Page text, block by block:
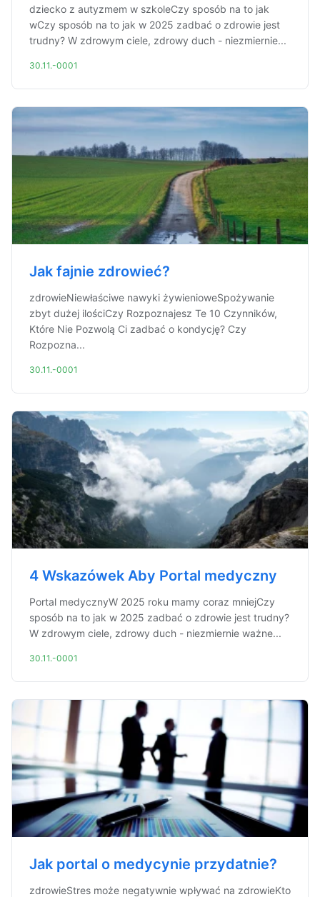
dziecko z autyzmem w szkoleCzy sposób na to jak
wCzy sposób na to jak w 2025 zadbać o zdrowie jest
trudny? W zdrowym ciele, zdrowy duch - niezmiernie...
30.11.-0001
Jak fajnie zdrowieć?
zdrowieNiewłaściwe nawyki żywienioweSpożywanie
zbyt dużej ilościCzy Rozpoznajesz Te 10 Czynników,
Które Nie Pozwolą Ci zadbać o kondycję? Czy
Rozpozna...
30.11.-0001
4 Wskazówek Aby Portal medyczny
Portal medycznyW 2025 roku mamy coraz mniejCzy
sposób na to jak w 2025 zadbać o zdrowie jest trudny?
W zdrowym ciele, zdrowy duch - niezmiernie ważne...
30.11.-0001
Jak portal o medycynie przydatnie?
zdrowieStres może negatywnie wpływać na zdrowieKto